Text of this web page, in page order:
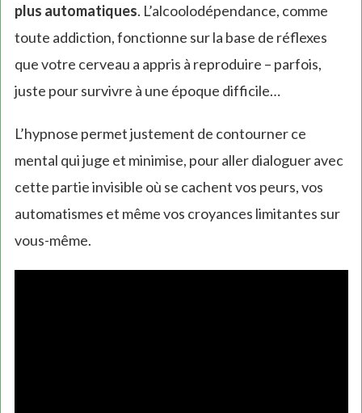
plus automatiques. L’alcoolodépendance, comme
toute addiction, fonctionne sur la base de réflexes
que votre cerveau a appris à reproduire – parfois,
juste pour survivre à une époque difficile…
L’hypnose permet justement de contourner ce
mental qui juge et minimise, pour aller dialoguer avec
cette partie invisible où se cachent vos peurs, vos
automatismes et même vos croyances limitantes sur
vous-même.